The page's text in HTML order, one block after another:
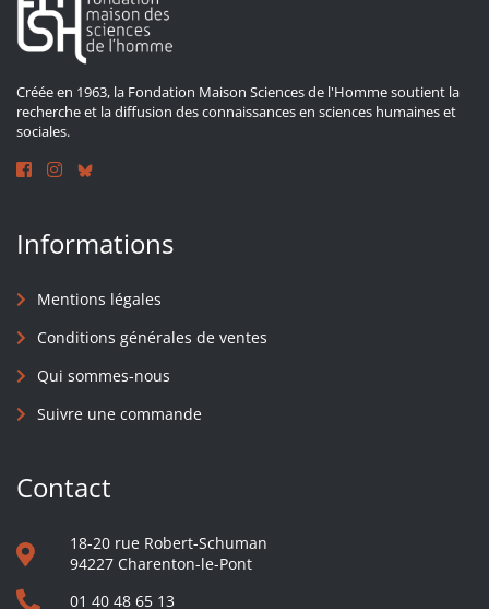
Créée en 1963, la Fondation Maison Sciences de l'Homme soutient la
recherche et la diffusion des connaissances en sciences humaines et
sociales.
Informations
Mentions légales
Conditions générales de ventes
Qui sommes-nous
Suivre une commande
Contact
18-20 rue Robert-Schuman
94227 Charenton-le-Pont
01 40 48 65 13